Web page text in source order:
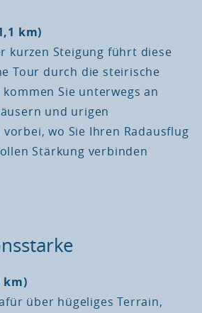
km)
kurzen Steigung führt diese
Tour durch die steirische
Sie unterwegs an
und urigen
wo Sie Ihren Radausflug
Stärkung verbinden
km)
über hügeliges Terrain,